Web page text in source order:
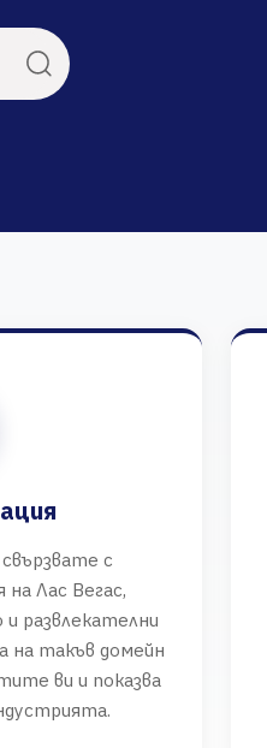
с
Лас Вегас,
развлекателни
на такъв домейн
ви и показва